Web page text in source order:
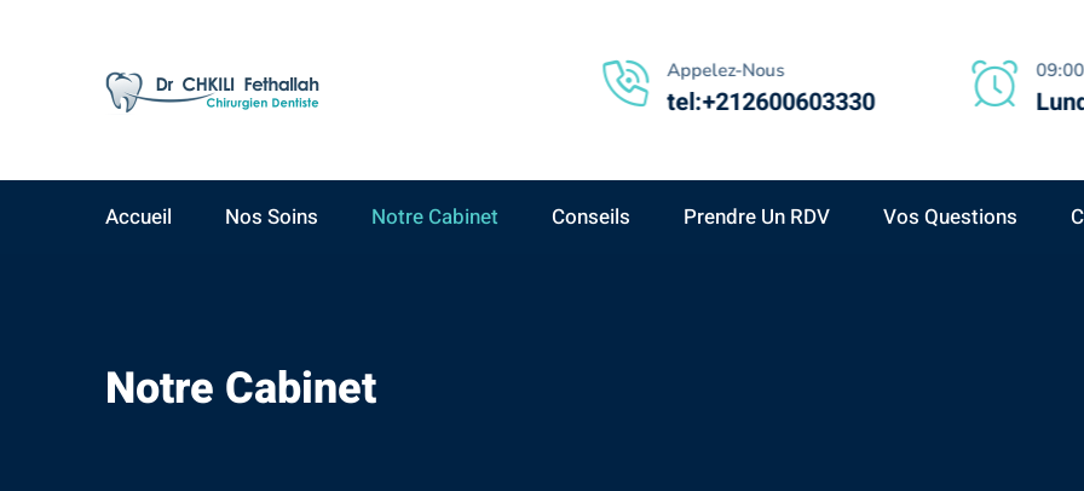
09:00 - 19:00
Lundi - Samedi
Appelez-Nous
tel:+212600603330
Accueil Nos Soins Notre Cabinet Conseils Prendre Un RDV Vos Questions
Notre Cabinet